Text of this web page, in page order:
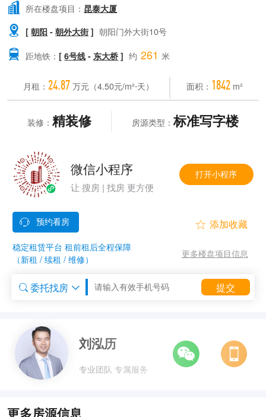

 所在楼盘项目： 昆泰大厦
 [朝阳 -朝外大街] 朝阳门外大街10号
 距地铁： [6号线 - 东大桥 ] 约 261 米
月租： 24.87 万元（4.50元/m²⋅天） 面积： 1842 m²
装修： 精装修 房源类型：标准写字楼
微信小程序
让 搜房 | 找房 更方便
打开小程序
稳定租赁平台 租前租后全程保障
（新租 / 续租 / 维修）

更多楼盘项目信息
 委托找房  提交
刘泓历
专业团队 专属服务
更多房源信息